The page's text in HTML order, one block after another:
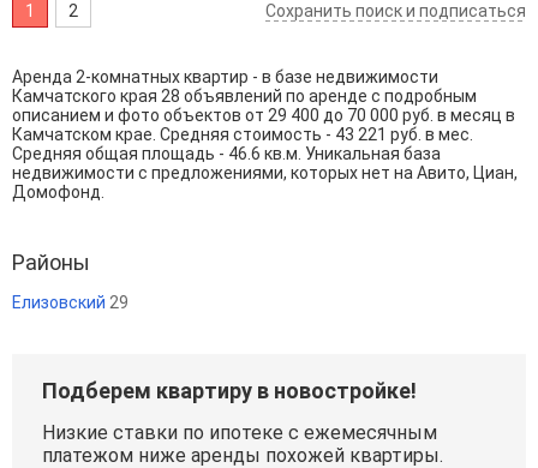
1 2 Сохранить поиск и подписаться
Аренда 2-комнатных квартир - в базе недвижимости
Камчатского края 28 объявлений по аренде с подробным
описанием и фото объектов от 29 400 до 70 000 руб. в месяц в
Камчатском крае. Средняя стоимость - 43 221 руб. в мес.
Средняя общая площадь - 46.6 кв.м. Уникальная база
недвижимости с предложениями, которых нет на Авито, Циан,
Домофонд.
Районы
Елизовский 29
Подберем квартиру в новостройке!
Низкие ставки по ипотеке с ежемесячным
платежом ниже аренды похожей квартиры.